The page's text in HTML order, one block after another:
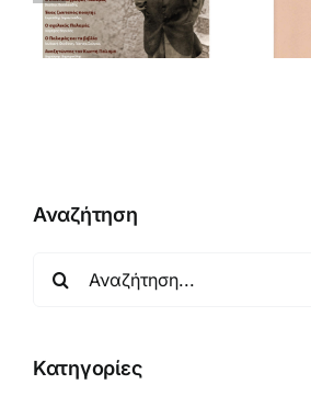
ΤΕΤΑΡΤΟΣ Μελέτες
και άρθρα
Αναζήτηση
Κατηγορίες